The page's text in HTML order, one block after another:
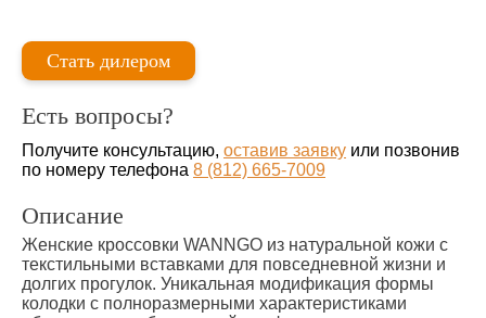
Стать дилером
Есть вопросы?
Получите консультацию, оставив заявку или позвонив
по номеру телефона 8 (812) 665-7009
Описание
Женские кроссовки WANNGO из натуральной кожи с
текстильными вставками для повседневной жизни и
долгих прогулок. Уникальная модификация формы
колодки с полноразмерными характеристиками